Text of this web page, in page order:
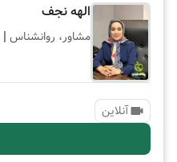
الهه نجف
مشاور، روانشناس |
آنلاین